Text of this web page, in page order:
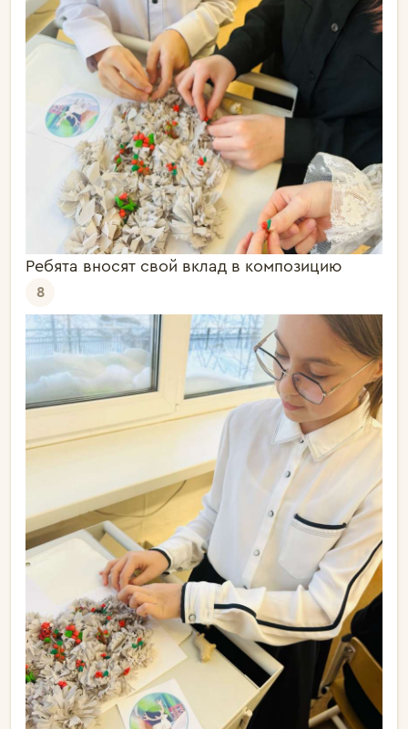
Ребята вносят свой вклад в композицию
8